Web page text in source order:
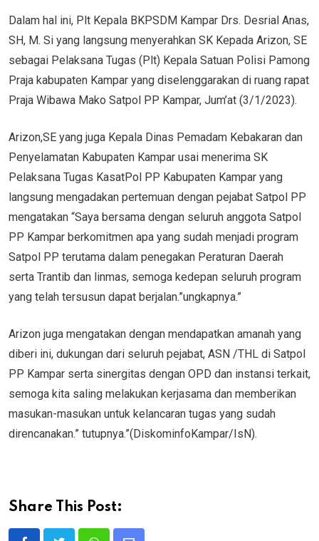
Dalam hal ini, Plt Kepala BKPSDM Kampar Drs. Desrial Anas,
SH, M. Si yang langsung menyerahkan SK Kepada Arizon, SE
sebagai Pelaksana Tugas (Plt) Kepala Satuan Polisi Pamong
Praja kabupaten Kampar yang diselenggarakan di ruang rapat
Praja Wibawa Mako Satpol PP Kampar, Jum’at (3/1/2023).
Arizon,SE yang juga Kepala Dinas Pemadam Kebakaran dan
Penyelamatan Kabupaten Kampar usai menerima SK
Pelaksana Tugas KasatPol PP Kabupaten Kampar yang
langsung mengadakan pertemuan dengan pejabat Satpol PP
mengatakan “Saya bersama dengan seluruh anggota Satpol
PP Kampar berkomitmen apa yang sudah menjadi program
Satpol PP terutama dalam penegakan Peraturan Daerah
serta Trantib dan linmas, semoga kedepan seluruh program
yang telah tersusun dapat berjalan.”ungkapnya.”
Arizon juga mengatakan dengan mendapatkan amanah yang
diberi ini, dukungan dari seluruh pejabat, ASN /THL di Satpol
PP Kampar serta sinergitas dengan OPD dan instansi terkait,
semoga kita saling melakukan kerjasama dan memberikan
masukan-masukan untuk kelancaran tugas yang sudah
direncanakan.” tutupnya.”(DiskominfoKampar/IsN).
Share This Post: